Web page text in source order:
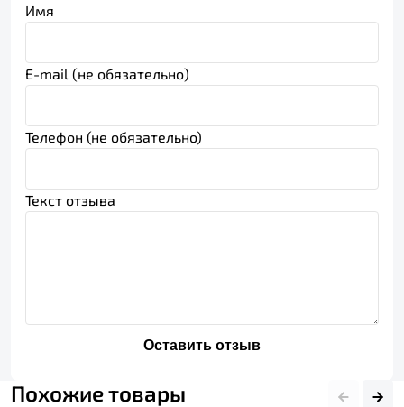
Имя
E-mail (не обязательно)
Телефон (не обязательно)
Текст отзыва
Оставить отзыв
Похожие товары